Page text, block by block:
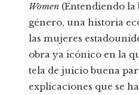
Women (Entendiendo la
género, una historia
las mujeres
obra ya icónico en la
tela de juicio buena
explicaciones que se